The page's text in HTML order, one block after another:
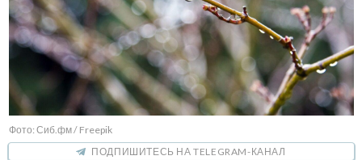
Фото: Сиб.фм / Freepik
ПОДПИШИТЕСЬ НА TELEGRAM-КАНАЛ